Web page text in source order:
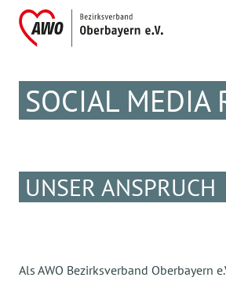
SOCIAL MEDIA
UNSER ANSPRUCH
Als AWO Bezirksverband Oberbayern